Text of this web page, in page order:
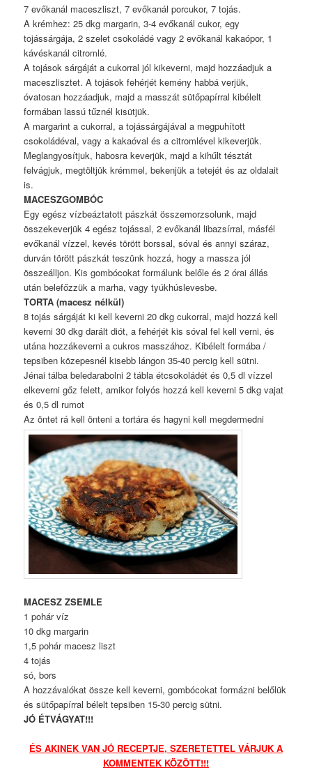
7 evőkanál maceszliszt, 7 evőkanál porcukor, 7 tojás.
A krémhez: 25 dkg margarin, 3-4 evőkanál cukor, egy
tojássárgája, 2 szelet csokoládé vagy 2 evőkanál kakaópor, 1
kávéskanál citromlé.
A tojások sárgáját a cukorral jól kikeverni, majd hozzáadjuk a
maceszlisztet. A tojások fehérjét kemény habbá verjük,
óvatosan hozzáadjuk, majd a masszát sütőpapírral kibélelt
formában lassú tűznél kisütjük.
A margarint a cukorral, a tojássárgájával a megpuhított
csokoládéval, vagy a kakaóval és a citromlével kikeverjük.
Meglangyosítjuk, habosra keverjük, majd a kihűlt tésztát
felvágjuk, megtöltjük krémmel, bekenjük a tetejét és az oldalait
is.
MACESZGOMBÓC
Egy egész vízbeáztatott pászkát összemorzsolunk, majd
összekeverjük 4 egész tojással, 2 evőkanál libazsírral, másfél
evőkanál vízzel, kevés törött borssal, sóval és annyi száraz,
durván törött pászkát teszünk hozzá, hogy a massza jól
összeálljon. Kis gombócokat formálunk belőle és 2 órai állás
után belefőzzük a marha, vagy tyúkhúslevesbe.
TORTA (macesz nélkül)
8 tojás sárgáját ki kell keverni 20 dkg cukorral, majd hozzá kell
keverni 30 dkg darált diót, a fehérjét kis sóval fel kell verni, és
utána hozzákeverni a cukros masszához. Kibélelt formába /
tepsiben közepesnél kisebb lángon 35-40 percig kell sütni.
Jénai tálba beledarabolni 2 tábla étcsokoládét és 0,5 dl vízzel
elkeverni gőz felett, amikor folyós hozzá kell keverni 5 dkg vajat
és 0,5 dl rumot
Az öntet rá kell önteni a tortára és hagyni kell megdermedni
MACESZ ZSEMLE
1 pohár víz
10 dkg margarin
1,5 pohár macesz liszt
4 tojás
só, bors
A hozzávalókat össze kell keverni, gombócokat formázni belőlük
és sütőpapírral bélelt tepsiben 15-30 percig sütni.
JÓ ÉTVÁGYAT!!!
ÉS AKINEK VAN JÓ RECEPTJE, SZERETETTEL VÁRJUK A
KOMMENTEK KÖZÖTT!!!